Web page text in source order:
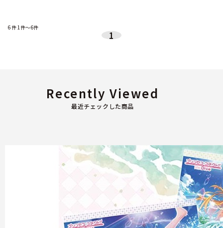
6件1件～6件
1
最近チェックした商品
Recently Viewed